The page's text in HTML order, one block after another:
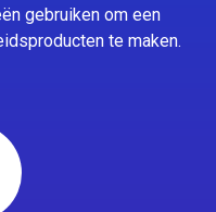
gebruiken om een
te maken.